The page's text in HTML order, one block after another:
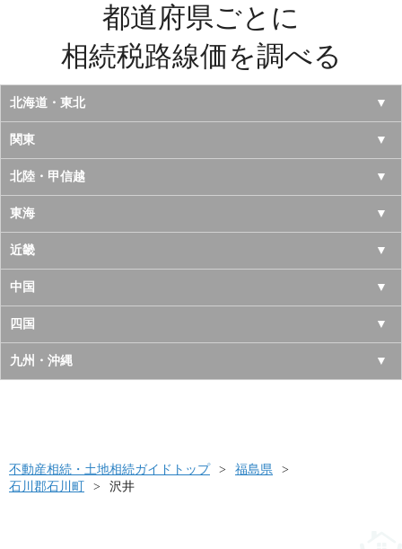
都道府県ごとに
相続税路線価を調べる
北海道・東北
北海道
青森県
岩手県
宮城県
秋田県
山形県
福島県
関東
東京都
神奈川県
千葉県
埼玉県
茨城県
栃木県
北陸・甲信越
山梨県
長野県
新潟県
富山県
石川県
東海
愛知県
岐阜県
三重県
静岡県
近畿
大阪府
京都府
兵庫県
和歌山県
中国
鳥取県
島根県
山口県
四国
徳島県
高知県
九州・沖縄
長崎県
不動産相続・土地相続ガイドトップ
福島県
石川郡石川町
沢井